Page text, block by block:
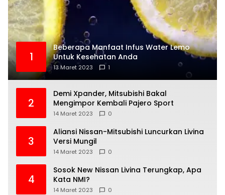
1
Beberapa Manfaat Infus Water Lemo
Untuk Kesehatan Anda
13 Maret 2023 1
2
Demi Xpander, Mitsubishi Bakal
Mengimpor Kembali Pajero Sport
14 Maret 2023 0
3
Aliansi Nissan-Mitsubishi Luncurkan Livina
Versi Mungil
14 Maret 2023 0
4
Sosok New Nissan Livina Terungkap, Apa
Kata NMI?
14 Maret 2023 0